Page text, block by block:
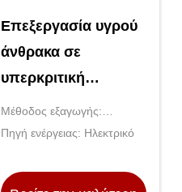
Επεξεργασία υγρού
άνθρακα σε
υπερκριτική
κατάσταση από
ανοξείδωτο χάλυβα
πηγή ενέργειας
Μέθοδος εξαγωγής:
Διαλυτική εξαγωγήΠηγή ενέργειας: Ηλεκτρικό